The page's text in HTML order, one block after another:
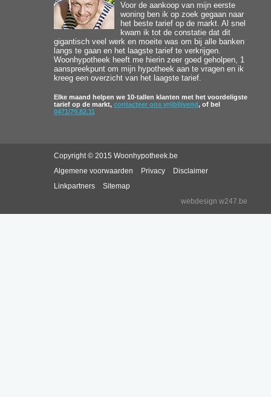
Voor de aankoop van mijn eerste
woning ben ik op zoek gegaan naar
het beste tarief op de markt. Al snel
kwam ik tot de constatie dat dit
gigantisch veel werk en moeite was om bij alle banken
langs te gaan en het laagste tarief te verkrijgen.
Woonhypotheek heeft me hierin zeer goed geholpen, 1
aanspreekpunt om mijn hypotheek aan te vragen en ik
kreeg een overzicht van het laagste tarief.
Elke maand helpen we 10-tallen klanten met het voordeligste
tarief op de markt, contacteer ons vrijblijvend, of bel
0471/79.82.11
Copyright © 2015 Woonhypotheek.be
Algemene voorwaarden
Privacy
Disclaimer
Linkpartners
Sitemap
webdesign w247.be